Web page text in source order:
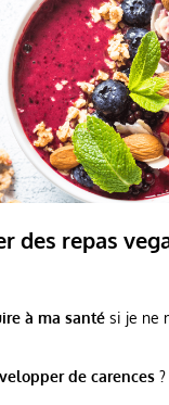
des repas
à ma santé si je ne
de carences ?